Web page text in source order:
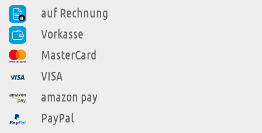
auf Rechnung
Vorkasse
MasterCard
VISA
amazon pay
PayPal